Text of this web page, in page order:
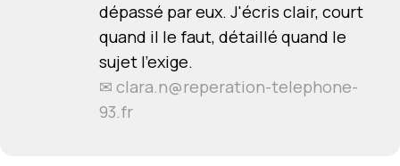
dépassé par eux. J'écris clair, court
quand il le faut, détaillé quand le
sujet l'exige.
✉ clara.n@reperation-telephone-
93.fr